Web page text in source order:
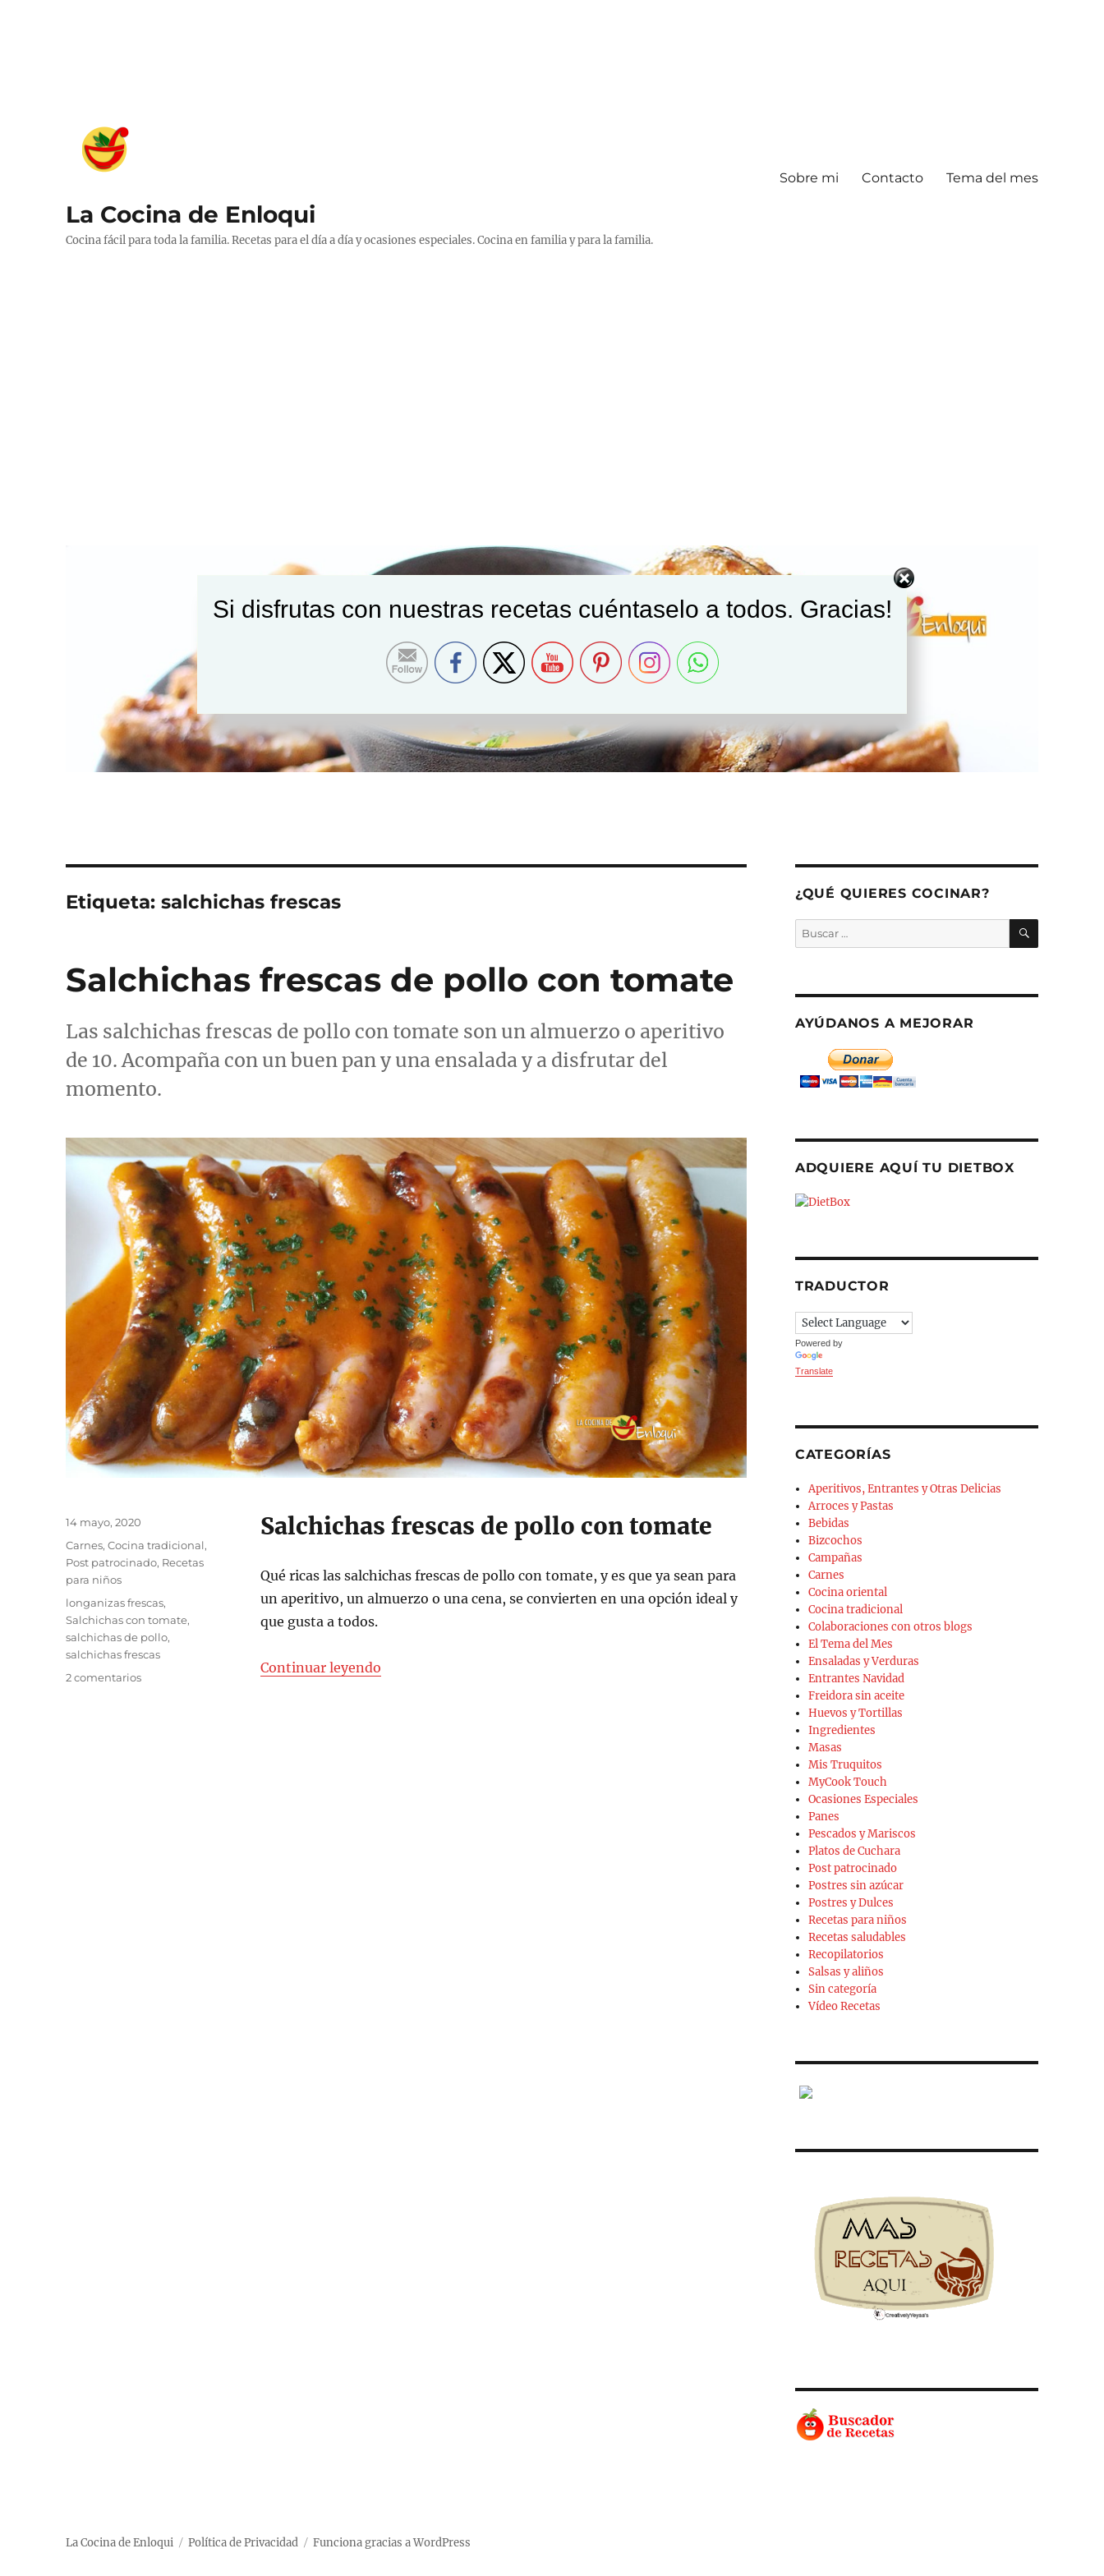
La Cocina de Enloqui
Cocina fácil para toda la familia. Recetas para el día a día y ocasiones especiales. Cocina en familia y para la familia.
Sobre mi Contacto Tema del mes
Etiqueta:salchichas frescas
Salchichas frescas de pollo con tomate
Las salchichas frescas de pollo con tomate son un almuerzo o aperitivo
de 10. Acompaña con un buen pan y una ensalada y a disfrutar del
momento.
Salchichas frescas de pollo con tomate
Qué ricas las salchichas frescas de pollo con tomate, y es que ya sean para
un aperitivo, un almuerzo o una cena, se convierten en una opción ideal y
que gusta a todos.
Continuar leyendo«Salchichas frescas de pollo con tomate»
Publicado
el
14 mayo, 2020
Categorías
Carnes,Cocina tradicional,
Post patrocinado, Recetas
para niños
Etiquetas
longanizas frescas,
Salchichas con tomate,
salchichas de pollo,
salchichas frescas
2 comentariosen
¿QUÉ QUIERES COCINAR?
Buscar
por:
BUSCAR
AYÚDANOS A MEJORAR
ADQUIERE AQUÍ TU DIETBOX
TRADUCTOR
Powered by
Translate
CATEGORÍAS
Aperitivos, Entrantes y Otras Delicias
Arroces y Pastas
Bebidas
Bizcochos
Campañas
Carnes
Cocina oriental
Cocina tradicional
Colaboraciones con otros blogs
El Tema del Mes
Ensaladas y Verduras
Entrantes Navidad
Freidora sin aceite
Huevos y Tortillas
Ingredientes
Masas
Mis Truquitos
MyCook Touch
Ocasiones Especiales
Panes
Pescados y Mariscos
Platos de Cuchara
Post patrocinado
Postres sin azúcar
Postres y Dulces
Recetas para niños
Recetas saludables
Recopilatorios
Salsas y aliños
Sin categoría
Vídeo Recetas
La Cocina de Enloqui Política de Privacidad Funciona gracias a WordPress
Si disfrutas con nuestras recetas cuéntaselo a todos. Gracias!